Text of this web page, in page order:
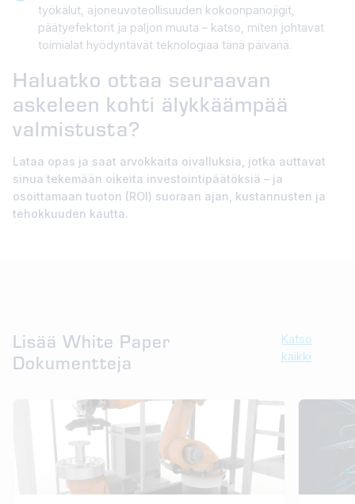
työkalut, ajoneuvoteollisuuden kokoonpanojigit,
päätyefektorit ja paljon muuta – katso, miten johtavat
toimialat hyödyntävät teknologiaa tänä päivänä.
Haluatko ottaa seuraavan
askeleen kohti älykkäämpää
valmistusta?
Lataa opas ja saat arvokkaita oivalluksia, jotka auttavat
sinua tekemään oikeita investointipäätöksiä – ja
osoittamaan tuoton (ROI) suoraan ajan, kustannusten ja
tehokkuuden kautta.
Lisää White Paper
Dokumentteja
Katso
kaikki